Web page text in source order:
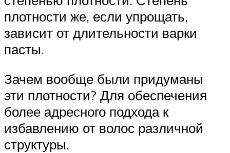
плотности же, если упрощать,
зависит от длительности варки
пасты.
Зачем вообще были придуманы
эти плотности? Для обеспечения
более адресного подхода к
избавлению от волос различной
структуры.